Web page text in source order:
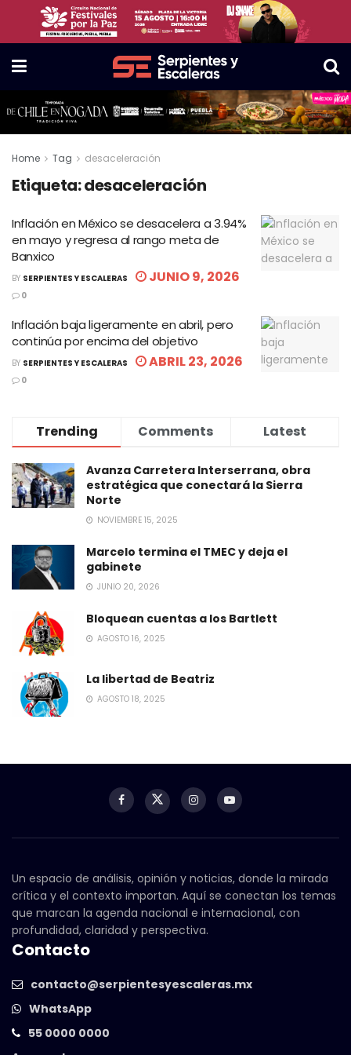
Home Tag desaceleración
Etiqueta:desaceleración
Inflación en México se desacelera a 3.94%
en mayo y regresa al rango meta de
Banxico
BY SERPIENTES Y ESCALERAS JUNIO 9, 2026
0
Inflación baja ligeramente en abril, pero
continúa por encima del objetivo
BY SERPIENTES Y ESCALERAS ABRIL 23, 2026
0
Trending Comments Latest
Avanza Carretera Interserrana, obra
estratégica que conectará la Sierra
Norte
NOVIEMBRE 15, 2025
Marcelo termina el TMEC y deja el
gabinete
JUNIO 20, 2026
Bloquean cuentas a los Bartlett
AGOSTO 16, 2025
La libertad de Beatriz
AGOSTO 18, 2025
Un espacio de análisis, opinión y noticias, donde la mirada
crítica y el contexto importan. Aquí se conectan los temas
que marcan la agenda nacional e internacional, con
profundidad, claridad y perspectiva.
Contacto
contacto@serpientesyescaleras.mx
WhatsApp
55 0000 0000